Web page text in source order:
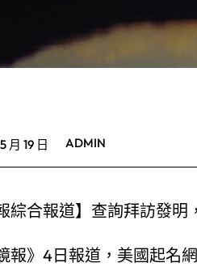
月 19 日 ADMIN
綜合報道】查詢拜訪發
報》4日報道，美國起名